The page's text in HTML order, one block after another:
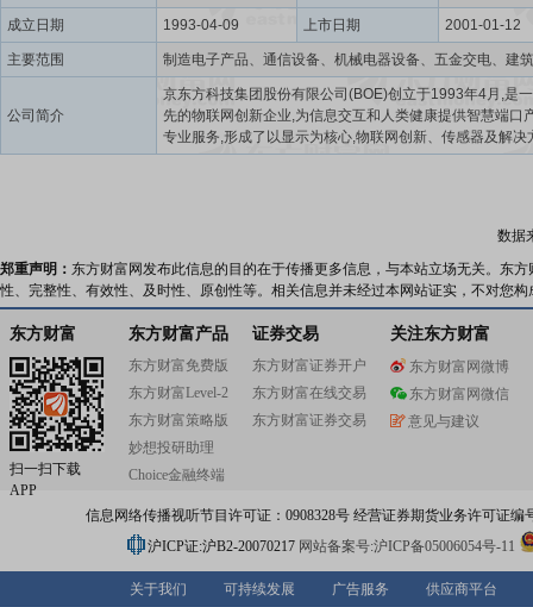
成立日期 1993-04-09 上市日期 2001-01-12
主要范围
公司简介
京东方科技集团股份有限公司(BOE)创立于1993年4月,是
先的物联网创新企业,为信息交互和人类健康提供智慧端口
专业服务,形成了以显示为核心,物联网创新、传感器及解决
MLED、智慧医工融合发展的“1+4+N+生态链”发展业务架
PCT专利申请TOP10。BOE(京东方)在北京、合肥、成都
庆、福州、绵阳、武汉、昆明、苏州、鄂尔多斯等地拥有
造基地,子公司遍布美国、德国、日本、韩国、新加坡、印
西、阿联酋等20多个国家和地区,服务体系覆盖欧、美、亚
全球主要地区。
数据
郑重声明： 东方财富网发布此信息的目的在于传播更多信息，与本站立场无关。东
性、完整性、有效性、及时性、原创性等。相关信息并未经过本网站证实，不对您
东方财富
扫一扫下载
APP
东方财富产品
东方财富免费版
东方财富Level-2
东方财富策略版
妙想投研助理
Choice金融终端
证券交易
东方财富证券开户
东方财富在线交易
东方财富证券交易
关注东方财富
东方财富网微博
东方财富网微信
意见与建议
信息网络传播视听节目许可证：0908328号 经营证券期货业务许可证编
沪ICP证:沪B2-20070217 网站备案号:沪ICP备05006054号-11
关于我们 可持续发展 广告服务 供应商平台